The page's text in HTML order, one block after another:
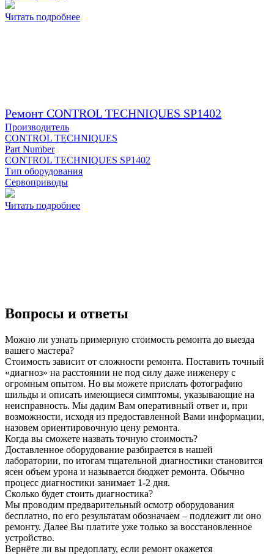
Читать подробнее
Ремонт CONTROL TECHNIQUES SP1402
Производитель
CONTROL TECHNIQUES
Part Number
CONTROL TECHNIQUES SP1402
Тип оборудования
Сервоприводы
Читать подробнее
Вопросы и ответы
Можно ли узнать примерную стоимость ремонта до выезда
вашего мастера?
Стоимость зависит от сложности ремонта. Поставить точный
«диагноз» на расстоянии не под силу даже инженеру с
огромным опытом. Но вы можете прислать фотографию
шильды и описать имеющиеся симптомы, указывающие на
неисправность. Мы дадим Вам оперативный ответ и, при
возможности, исходя из предоставленной Вами информации,
назовем ориентировочную цену ремонта.
Когда вы сможете назвать точную стоимость?
Доставленное оборудование разбирается в нашей
лаборатории, по итогам тщательной диагностики становится
ясен объем урона и называется бюджет ремонта. Обычно
процесс диагностики занимает 1-2 дня.
Сколько будет стоить диагностика?
Мы проводим предварительный осмотр оборудования
бесплатно, по его результатам обозначаем – подлежит ли оно
ремонту. Далее Вы платите уже только за восстановленное
устройство.
Вернёте ли вы предоплату, если ремонт окажется